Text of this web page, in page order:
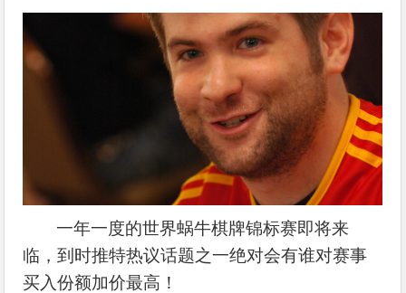
一年一度的世界蜗牛棋牌锦标赛即将来
临，到时推特热议话题之一绝对会有谁对赛事
买入份额加价最高！